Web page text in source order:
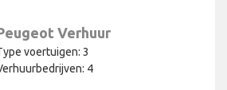
Verhuur
voertuigen: 3
4